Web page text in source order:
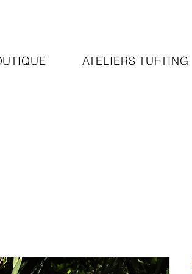
ATELIERS TUFTING